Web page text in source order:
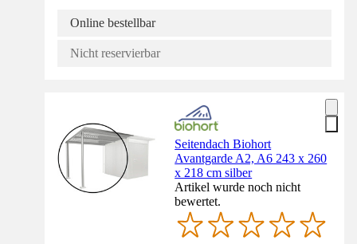
Online bestellbar
Nicht reservierbar
Seitendach Biohort
Avantgarde A2, A6 243 x 260
x 218 cm silber
Artikel wurde noch nicht
bewertet.